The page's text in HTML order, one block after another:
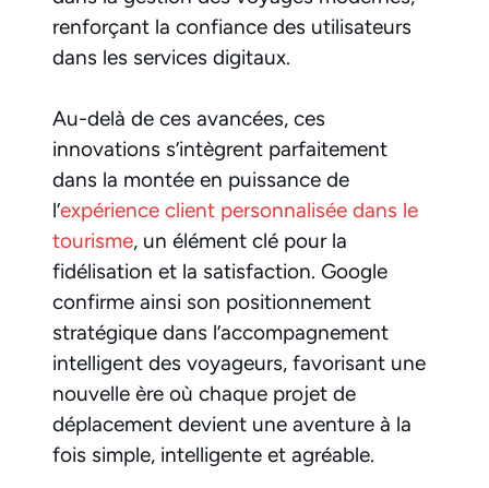
renforçant la confiance des utilisateurs
dans les services digitaux.
Au-delà de ces avancées, ces
innovations s’intègrent parfaitement
dans la montée en puissance de
l’expérience client personnalisée dans le
tourisme, un élément clé pour la
fidélisation et la satisfaction. Google
confirme ainsi son positionnement
stratégique dans l’accompagnement
intelligent des voyageurs, favorisant une
nouvelle ère où chaque projet de
déplacement devient une aventure à la
fois simple, intelligente et agréable.